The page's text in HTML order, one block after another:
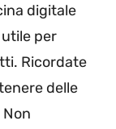
digitale
per
Ricordate
delle